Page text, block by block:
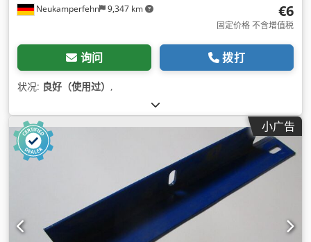
Neukamperfehn 9,347 km €6
固定价格 不含增值税
询问 拨打
状况: 良好（使用过） ,
小广告